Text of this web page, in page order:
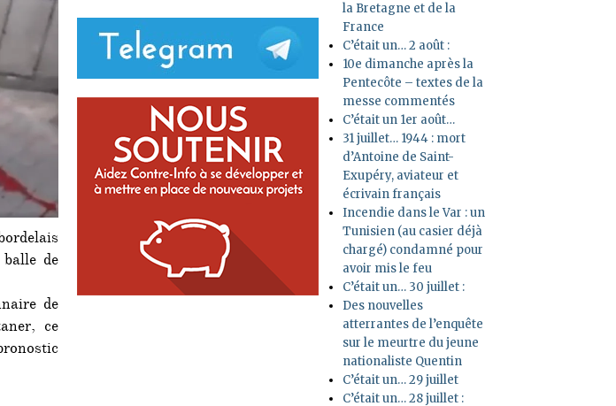
de
de
ce
la Bretagne et de la
France
C’était un… 2 août :
10e dimanche après la
Pentecôte – textes de la
messe commentés
C’était un 1er août…
31 juillet… 1944 : mort
d’Antoine de Saint-
Exupéry, aviateur et
écrivain français
Incendie dans le Var : un
Tunisien (au casier déjà
chargé) condamné pour
avoir mis le feu
C’était un… 30 juillet :
Des nouvelles
atterrantes de l’enquête
sur le meurtre du jeune
nationaliste Quentin
C’était un… 29 juillet
C’était un… 28 juillet :